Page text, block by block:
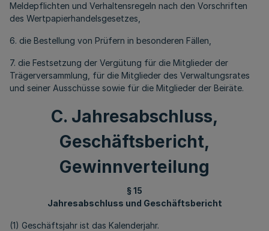
Meldepflichten und Verhaltensregeln nach den Vorschriften
des Wertpapierhandelsgesetzes,
6. die Bestellung von Prüfern in besonderen Fällen,
7. die Festsetzung der Vergütung für die Mitglieder der
Trägerversammlung, für die Mitglieder des Verwaltungsrates
und seiner Ausschüsse sowie für die Mitglieder der Beiräte.
C. Jahresabschluss,
Geschäftsbericht,
Gewinnverteilung
§ 15
Jahresabschluss und Geschäftsbericht
(1) Geschäftsjahr ist das Kalenderjahr.